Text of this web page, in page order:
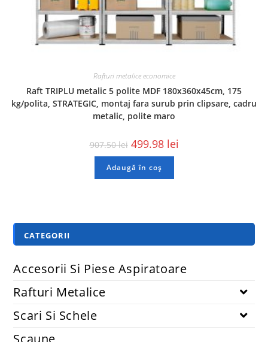
Rafturi metalice economice
Raft TRIPLU metalic 5 polite MDF 180x360x45cm, 175
kg/polita, STRATEGIC, montaj fara surub prin clipsare, cadru
metalic, polite maro
907.50lei 499.98 lei
Adaugă în coș
CATEGORII
Accesorii Si Piese Aspiratoare
Rafturi Metalice
Scari Si Schele
Scaune